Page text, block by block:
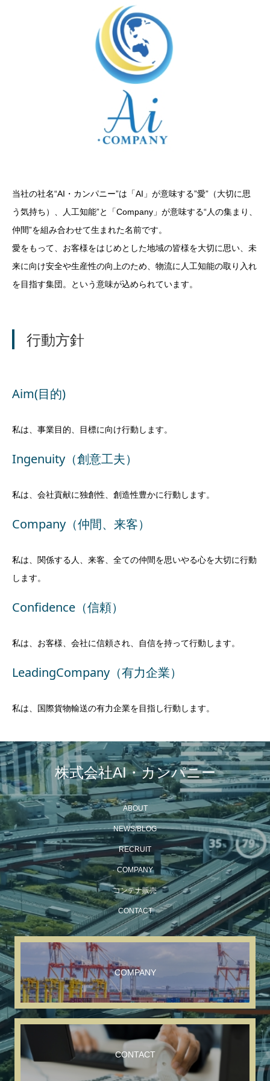
当社の社名“AI・カンパニー”は「AI」が意味する”愛”（大切に思
う気持ち）、人工知能”と「Company」が意味する“人の集まり、
仲間”を組み合わせて生まれた名前です。
愛をもって、お客様をはじめとした地域の皆様を大切に思い、未
来に向け安全や生産性の向上のため、物流に人工知能の取り入れ
を目指す集団。という意味が込められています。
行動方針
Aim(目的)
私は、事業目的、目標に向け行動します。
Ingenuity（創意工夫）
私は、会社貢献に独創性、創造性豊かに行動します。
Company（仲間、来客）
私は、関係する人、来客、全ての仲間を思いやる心を大切に行動
します。
Confidence（信頼）
私は、お客様、会社に信頼され、自信を持って行動します。
LeadingCompany（有力企業）
私は、国際貨物輸送の有力企業を目指し行動します。
株式会社AI・カンパニー
ABOUT
NEWS/BLOG
RECRUIT
COMPANY
コンテナ販売
CONTACT
COMPANY
CONTACT